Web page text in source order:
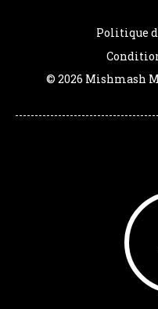
Politique
© 2026 Mishmash